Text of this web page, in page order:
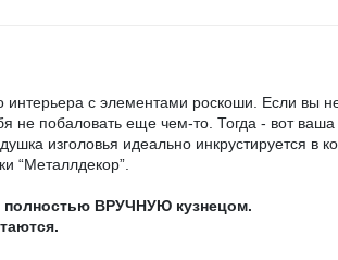
интерьера с элементами роскоши. Если
побаловать еще чем-то. Тогда - вот
изголовья идеально инкрустируется в
“Металлдекор”.
полностью ВРУЧНУЮ кузнецом.